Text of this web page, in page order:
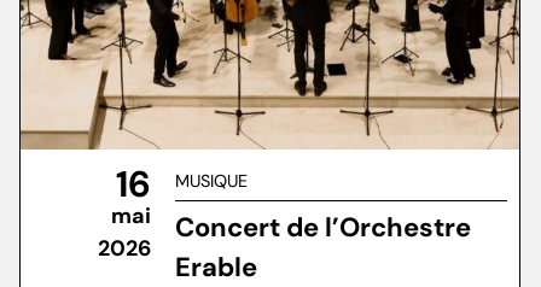
16
mai
2026
MUSIQUE
Concert de l’Orchestre
Erable